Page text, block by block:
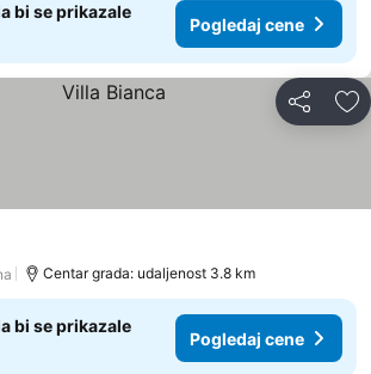
bi se prikazale
Pogledaj cene
Deli
Centar grada: udaljenost 3.8 km
bi se prikazale
Pogledaj cene